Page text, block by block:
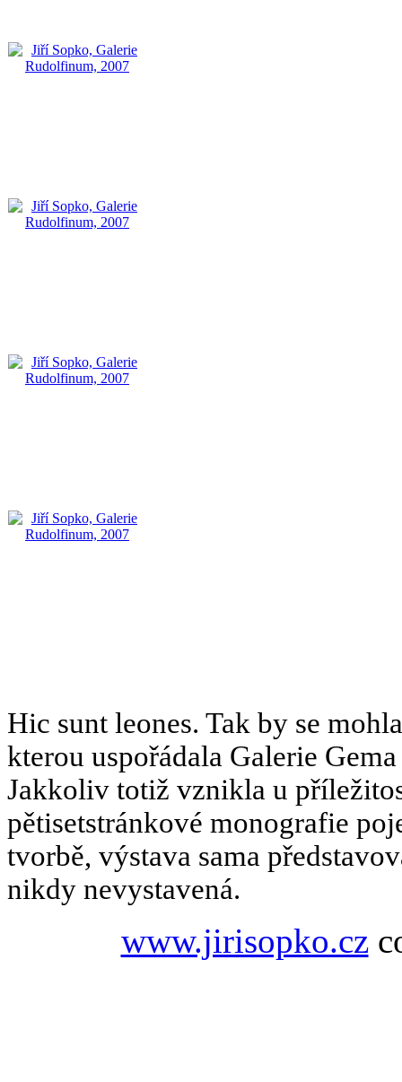
Hic sunt leones. Tak by se
kterou uspořádala Galerie
Jakkoliv totiž vznikla u
pětisetstránkové monografie
tvorbě, výstava sama
nikdy nevystavená.
www.jirisopko.cz